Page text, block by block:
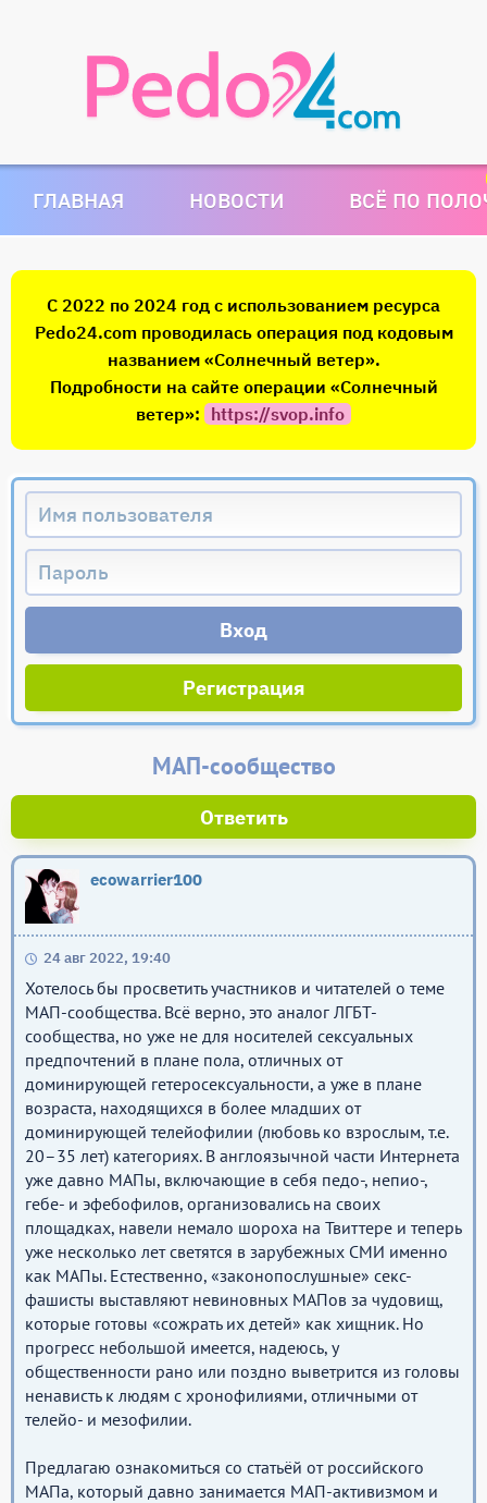
ГЛАВНАЯ НОВОСТИ ВСЁ ПО
С 2022 по 2024 год с использованием ресурса
Pedo24.com проводилась операция под кодовым
названием «Солнечный ветер».
Подробности на сайте операции «Солнечный
ветер»: https://svop.info
Регистрация
МАП-сообщество
Ответить
ecowarrier100
24 авг 2022, 19:40
Хотелось бы просветить участников и читателей о теме
МАП-сообщества. Всё верно, это аналог ЛГБТ-
сообщества, но уже не для носителей сексуальных
предпочтений в плане пола, отличных от
доминирующей гетеросексуальности, а уже в плане
возраста, находящихся в более младших от
доминирующей телейофилии (любовь ко взрослым, т.е.
20–35 лет) категориях. В англоязычной части Интернета
уже давно МАПы, включающие в себя педо-, непио-,
гебе- и эфебофилов, организовались на своих
площадках, навели немало шороха на Твиттере и теперь
уже несколько лет светятся в зарубежных СМИ именно
как МАПы. Естественно, «законопослушные» секс-
фашисты выставляют невиновных МАПов за чудовищ,
которые готовы «сожрать их детей» как хищник. Но
прогресс небольшой имеется, надеюсь, у
общественности рано или поздно выветрится из головы
ненависть к людям с хронофилиями, отличными от
телейо- и мезофилии.
Предлагаю ознакомиться со статьёй от российского
МАПа, который давно занимается МАП-активизмом и